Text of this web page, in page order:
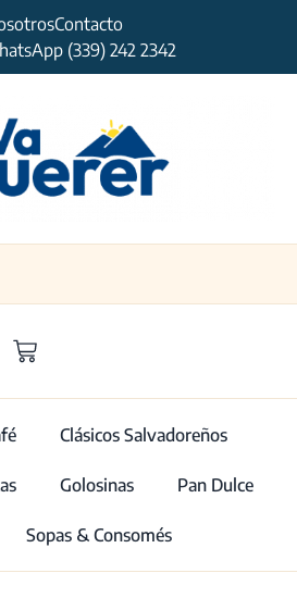
Contacto
(339) 242 2342
Clásicos Salvadoreños
Golosinas Pan Dulce
Sopas & Consomés